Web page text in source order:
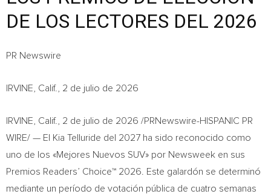
DE LOS LECTORES DEL 2026
PR Newswire
IRVINE, Calif., 2 de julio de 2026
IRVINE, Calif. 2 de julio de 2026 /PRNewswire-HISPANIC PR
WIRE/ — El Kia Telluride del 2027 ha sido reconocido como
uno de los «Mejores Nuevos SUV» por Newsweek en sus
Premios Readers’ Choice™ 2026. Este galardón se determinó
mediante un período de votación pública de cuatro semanas